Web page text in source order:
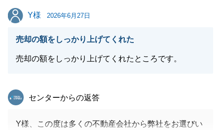
Y様
Y様 2026年6月27日
売却の額をしっかり上げてくれた
売却の額をしっかり上げてくれたところです。
東急リバブル
センターからの返答
Y様、この度は多くの不動産会社から弊社をお選びい